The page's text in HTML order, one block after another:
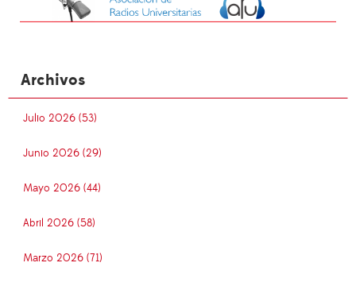
Archivos
Julio 2026 (53)
Junio 2026 (29)
Mayo 2026 (44)
Abril 2026 (58)
Marzo 2026 (71)